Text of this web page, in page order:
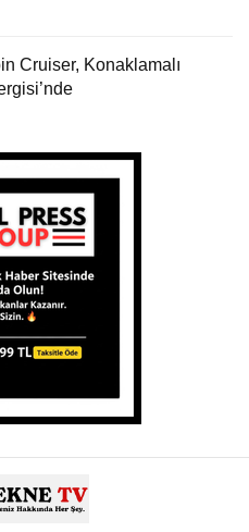
Cruiser, Konaklamalı